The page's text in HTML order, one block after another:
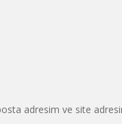
adresim ve site